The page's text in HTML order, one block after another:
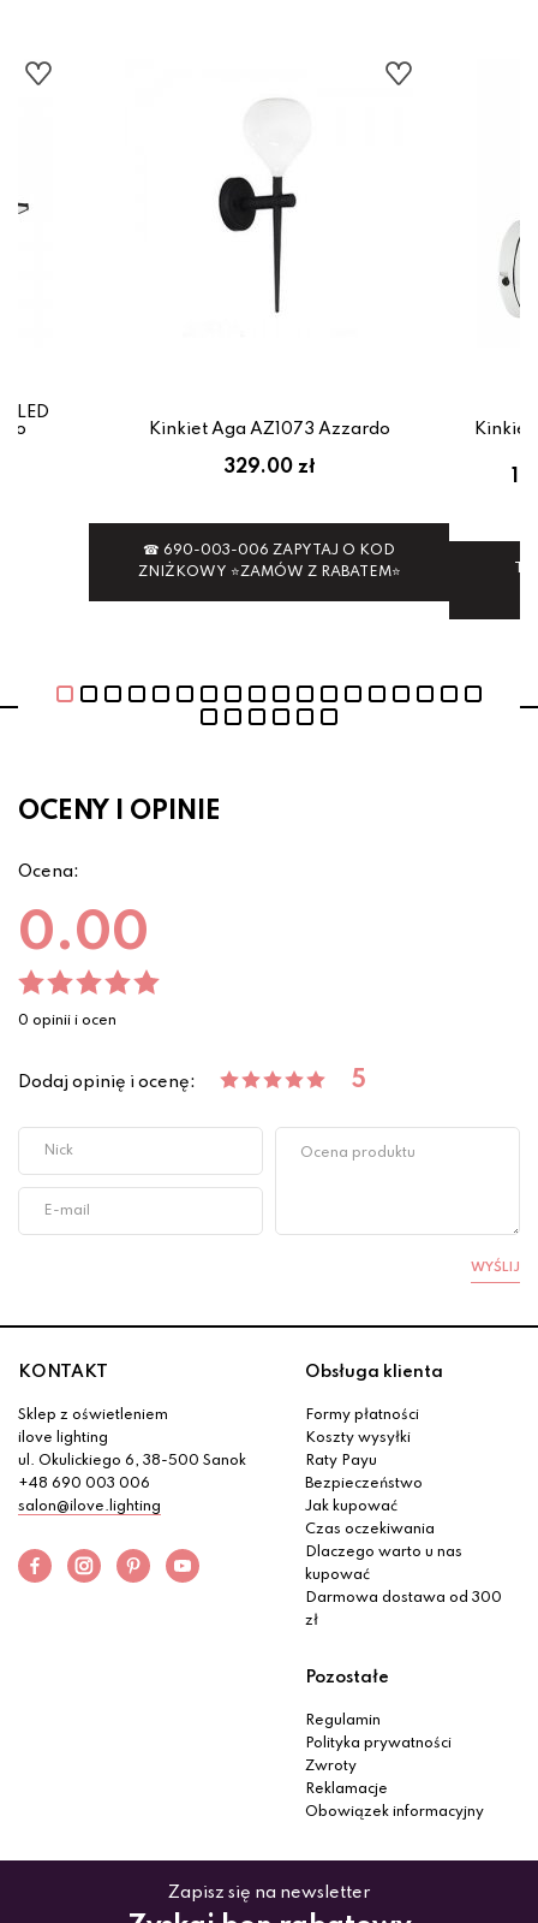
LED
Kinkiet Aga AZ1073 Azzardo
329.00 zł
☎ 690-003-006 ZAPYTAJ O KOD
ZNIŻKOWY ⭐ZAMÓW Z RABATEM⭐
Kinkiet
OCENY I OPINIE
Ocena:
0.00
0 opinii i ocen
Dodaj opinię i ocenę: 5
WYŚLIJ
KONTAKT
Sklep z oświetleniem
ilove lighting
ul. Okulickiego 6, 38-500 Sanok
+48 690 003 006
salon@ilove.lighting
Obsługa klienta
Formy płatności
Koszty wysyłki
Raty Payu
Bezpieczeństwo
Jak kupować
Czas oczekiwania
Dlaczego warto u nas
kupować
Darmowa dostawa od 300
zł
Pozostałe
Regulamin
Polityka prywatności
Zwroty
Reklamacje
Obowiązek informacyjny
Zapisz się na newsletter